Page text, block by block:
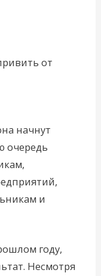
от
начнут
очередь
и
году,
Несмотря